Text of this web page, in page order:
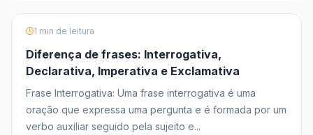
1 min de leitura
Diferença de frases: Interrogativa,
Declarativa, Imperativa e Exclamativa
Frase Interrogativa: Uma frase interrogativa é uma
oração que expressa uma pergunta e é formada por um
verbo auxiliar seguido pela sujeito e...